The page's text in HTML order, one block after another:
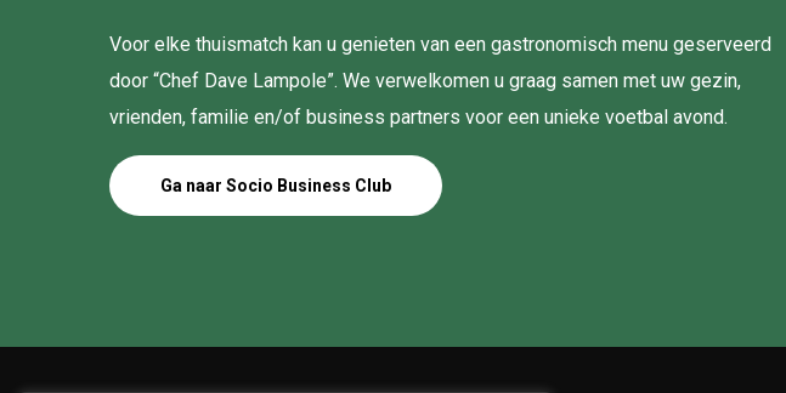
Voor elke thuismatch kan u genieten van een gastronomisch menu geserveerd
door “Chef Dave Lampole”. We verwelkomen u graag samen met uw gezin,
vrienden, familie en/of business partners voor een unieke voetbal avond.
Ga naar Socio Business Club